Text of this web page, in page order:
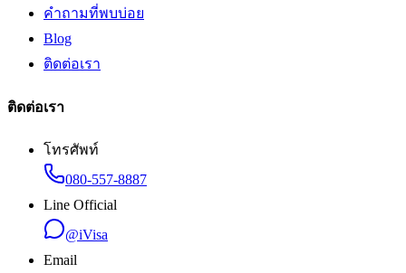
คำถามที่พบบ่อย
Blog
ติดต่อเรา
ติดต่อเรา
โทรศัพท์
080-557-8887
Line Official
@iVisa
Email